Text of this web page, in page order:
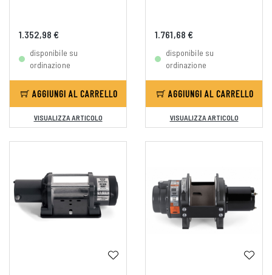
1.352,98 €
disponibile su
ordinazione
AGGIUNGI AL CARRELLO
VISUALIZZA ARTICOLO
1.761,68 €
disponibile su
ordinazione
AGGIUNGI AL CARRELLO
VISUALIZZA ARTICOLO